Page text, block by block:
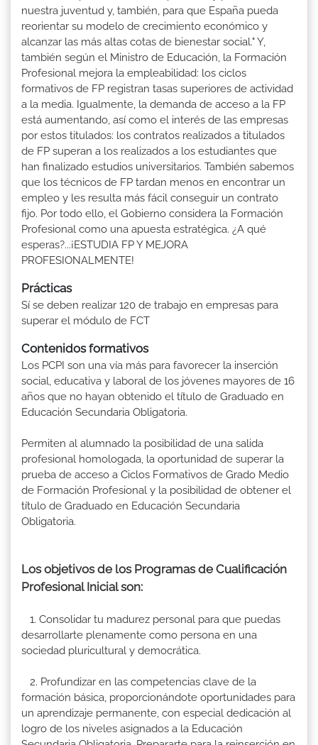
nuestra juventud y, también, para que España pueda
reorientar su modelo de crecimiento económico y
alcanzar las más altas cotas de bienestar social." Y,
también según el Ministro de Educación, la Formación
Profesional mejora la empleabilidad: los ciclos
formativos de FP registran tasas superiores de actividad
a la media. Igualmente, la demanda de acceso a la FP
está aumentando, así como el interés de las empresas
por estos titulados: los contratos realizados a titulados
de FP superan a los realizados a los estudiantes que
han finalizado estudios universitarios. También sabemos
que los técnicos de FP tardan menos en encontrar un
empleo y les resulta más fácil conseguir un contrato
fijo. Por todo ello, el Gobierno considera la Formación
Profesional como una apuesta estratégica. ¿A qué
esperas?...¡ESTUDIA FP Y MEJORA
PROFESIONALMENTE!
Prácticas
Sí se deben realizar 120 de trabajo en empresas para
superar el módulo de FCT
Contenidos formativos
Los PCPI son una vía más para favorecer la inserción
social, educativa y laboral de los jóvenes mayores de 16
años que no hayan obtenido el título de Graduado en
Educación Secundaria Obligatoria.
Permiten al alumnado la posibilidad de una salida
profesional homologada, la oportunidad de superar la
prueba de acceso a Ciclos Formativos de Grado Medio
de Formación Profesional y la posibilidad de obtener el
título de Graduado en Educación Secundaria
Obligatoria.
Los objetivos de los Programas de Cualificación
Profesional Inicial son:
1. Consolidar tu madurez personal para que puedas
desarrollarte plenamente como persona en una
sociedad pluricultural y democrática.
2. Profundizar en las competencias clave de la
formación básica, proporcionándote oportunidades para
un aprendizaje permanente, con especial dedicación al
logro de los niveles asignados a la Educación